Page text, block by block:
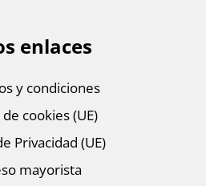
enlaces
y condiciones
cookies (UE)
Privacidad (UE)
mayorista